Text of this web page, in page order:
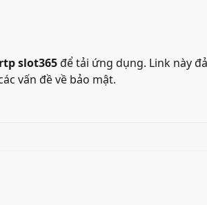
rtp slot365để tải ứng dụng. Link này
vấn đề về bảo mật.